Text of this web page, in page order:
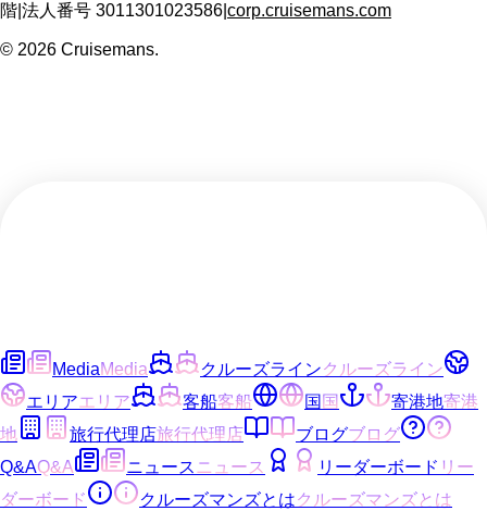
階 法人番号 3011301023586 corp.cruisemans.com
© 2026 Cruisemans.
MediaMedia クルーズラインクルーズライン
エリアエリア 客船客船 国国 寄港地寄港
地
旅行代理店旅行代理店 ブログブログ
Q&AQ&A ニュース ニュース リーダーボード リー
ダーボード
クルーズマンズとはクルーズマンズとは